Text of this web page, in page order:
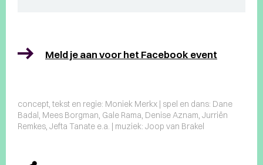
Meld je aan voor het Facebook event
concept, tekst en regie: Moniek Merkx | spel en dans: Dane
Badal, Mees Borgman, Gale Rama, Denise Aznam, Jurriën
Remkes, Jefta Tanate e.a. | muziek: Joop van Brakel